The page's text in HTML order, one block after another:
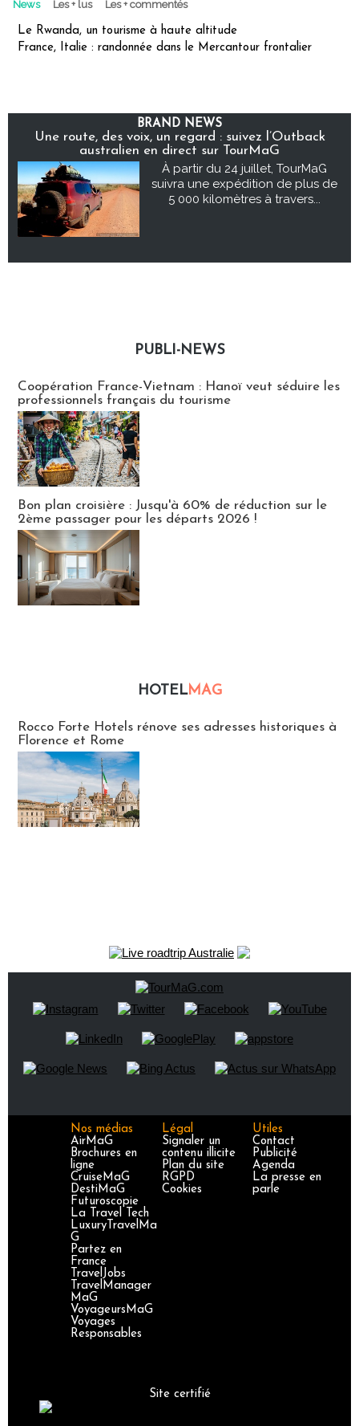
News Les + lus Les + commentés
Le Rwanda, un tourisme à haute altitude
France, Italie : randonnée dans le Mercantour frontalier
BRAND NEWS
Une route, des voix, un regard : suivez l’Outback
australien en direct sur TourMaG
À partir du 24 juillet, TourMaG
suivra une expédition de plus de
5 000 kilomètres à travers...
PUBLI-NEWS
Coopération France-Vietnam : Hanoï veut séduire les
professionnels français du tourisme
Bon plan croisière : Jusqu'à 60% de réduction sur le
2ème passager pour les départs 2026 !
HOTELMAG
Rocco Forte Hotels rénove ses adresses historiques à
Florence et Rome
Nos médias
AirMaG
Brochures en
ligne
CruiseMaG
DestiMaG
Futuroscopie
La Travel Tech
LuxuryTravelMa
G
Partez en
France
TravelJobs
TravelManager
MaG
VoyageursMaG
Voyages
Responsables
Légal
Signaler un
contenu illicite
Plan du site
RGPD
Cookies
Utiles
Contact
Publicité
Agenda
La presse en
parle
Site certifié